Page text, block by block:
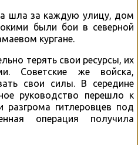
шла за каждую улицу, дом
были бои в северной
кургане.
терять свои ресурсы, их
Советские же войска,
свои силы. В середине
руководство перешло к
разгрома гитлеровцев под
операция получила